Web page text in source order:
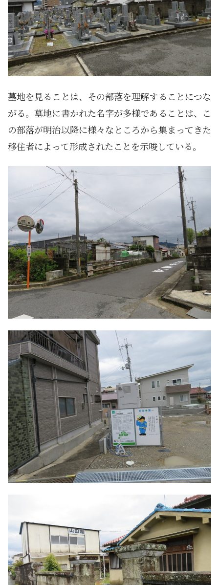
墓地を見ることは、その部落を理解することにつな
がる。墓地に書かれた名字が多様であることは、こ
の部落が明治以降に様々なところから集まってきた
移住者によって形成されたことを示唆している。